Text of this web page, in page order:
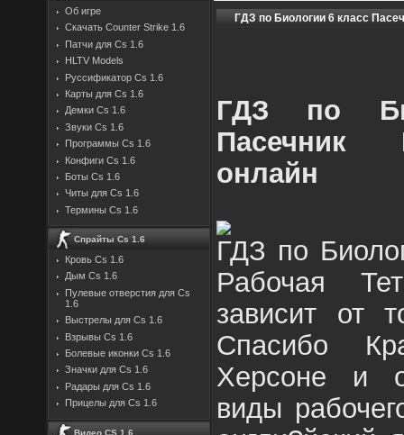
Об игре
Скачать Counter Strike 1.6
Патчи для Cs 1.6
HLTV Models
Руссификатор Cs 1.6
Карты для Cs 1.6
Демки Cs 1.6
Звуки Cs 1.6
Программы Cs 1.6
Конфиги Cs 1.6
Боты Cs 1.6
Читы для Cs 1.6
Термины Cs 1.6
Спрайты Cs 1.6
Кровь Cs 1.6
Дым Cs 1.6
Пулевые отверстия для Cs
1.6
Выстрелы для Cs 1.6
Взрывы Cs 1.6
Болевые иконки Cs 1.6
Значки для Cs 1.6
Радары для Cs 1.6
Прицелы для Cs 1.6
Видео CS 1.6
ГДЗ по Биологии 6 класс
ГДЗ по
Пасечник
онлайн
ГДЗ по
Рабочая
зависит от
Спасибо
Херсоне и
виды